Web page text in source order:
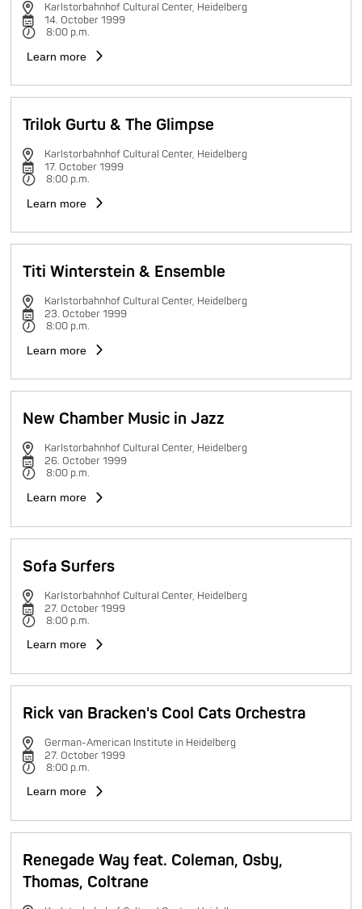
Karlstorbahnhof Cultural Center, Heidelberg
14. October 1999
8:00 p.m.
Learn more
Trilok Gurtu & The Glimpse
Karlstorbahnhof Cultural Center, Heidelberg
17. October 1999
8:00 p.m.
Learn more
Titi Winterstein & Ensemble
Karlstorbahnhof Cultural Center, Heidelberg
23. October 1999
8:00 p.m.
Learn more
New Chamber Music in Jazz
Karlstorbahnhof Cultural Center, Heidelberg
26. October 1999
8:00 p.m.
Learn more
Sofa Surfers
Karlstorbahnhof Cultural Center, Heidelberg
27. October 1999
8:00 p.m.
Learn more
Rick van Bracken's Cool Cats Orchestra
German-American Institute in Heidelberg
27. October 1999
8:00 p.m.
Learn more
Renegade Way feat. Coleman, Osby,
Thomas, Coltrane